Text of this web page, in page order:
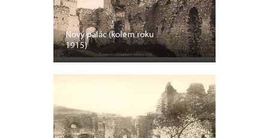
Nový palác (kolem roku
1915)